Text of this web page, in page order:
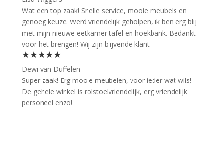
Wat een top zaak! Snelle service, mooie meubels en
genoeg keuze. Werd vriendelijk geholpen, ik ben erg blij
met mijn nieuwe eetkamer tafel en hoekbank. Bedankt
voor het brengen! Wij zijn blijvende klant
★★★★★
Dewi van Duffelen
Super zaak! Erg mooie meubelen, voor ieder wat wils!
De gehele winkel is rolstoelvriendelijk, erg vriendelijk
personeel enzo!